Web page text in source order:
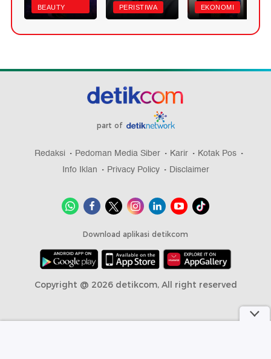
BEAUTY
PERISTIWA EKONOMI
part of
Redaksi Pedoman Media Siber Karir
Kotak Pos
Info Iklan
Privacy Policy Disclaimer
Download aplikasi detikcom
Copyright @ 2026 detikcom, All right reserved